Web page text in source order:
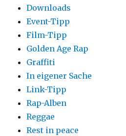
Downloads
Event-Tipp
Film-Tipp
Golden Age Rap
Graffiti
In eigener Sache
Link-Tipp
Rap-Alben
Reggae
Rest in peace